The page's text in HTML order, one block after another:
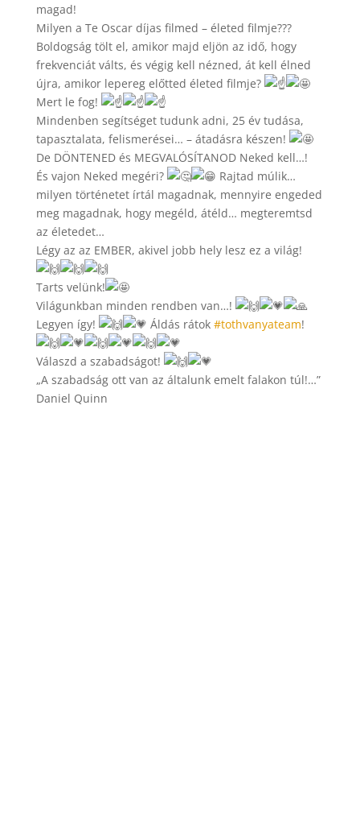
magad!
Milyen a Te Oscar díjas filmed – életed filmje???
Boldogság tölt el, amikor majd eljön az idő, hogy
frekvenciát válts, és végig kell nézned, át kell élned
újra, amikor lepereg előtted életed filmje?
Mert le fog!
Mindenben segítséget tudunk adni, 25 év tudása,
tapasztalata, felismerései… – átadásra készen!
De DÖNTENED és MEGVALÓSÍTANOD Neked kell…!
És vajon Neked megéri?
Rajtad múlik…
milyen történetet írtál magadnak, mennyire engeded
meg magadnak, hogy megéld, átéld… megteremtsd
az életedet…
Légy az az EMBER, akivel jobb hely lesz ez a világ!
Tarts velünk!
Világunkban minden rendben van…!
Legyen így!
Áldás rátok #tothvanyateam!
Válaszd a szabadságot!
„A szabadság ott van az általunk emelt falakon túl!…”
Daniel Quinn